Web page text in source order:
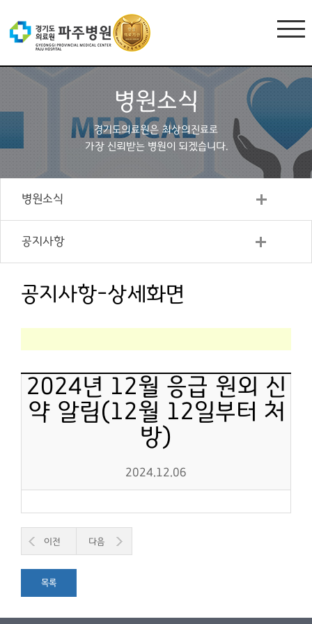
병원소식
경기도의료원은 최상의진료로
가장 신뢰받는 병원이 되겠습니다.
병원소식
공지사항
공지사항-상세화면
2024년 12월 응급 원외 신
약 알림(12월 12일부터 처
방)
2024.12.06
이전 다음
목록